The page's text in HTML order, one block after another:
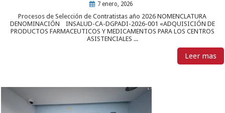
7 enero, 2026
Procesos de Selección de Contratistas año 2026 NOMENCLATURA
DENOMINACIÓN INSALUD-CA-DGPADI-2026-001 «ADQUISICIÓN DE
PRODUCTOS FARMACEUTICOS Y MEDICAMENTOS PARA LOS CENTROS
ASISTENCIALES ...
Leer mas